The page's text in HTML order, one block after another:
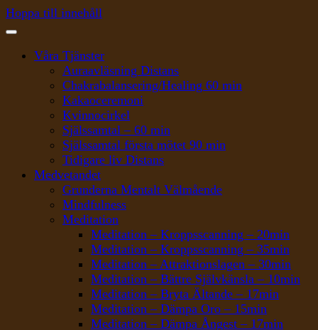
Hoppa till innehåll
Våra Tjänster
Auraavläsning Distans
Chakrabalansering/Healing 60 min
Kakaoceremoni
Kvinnocirkel
Själssamtal – 60 min
Själssamtal första mötet 90 min
Tidigare liv Distans
Medvetandet
Grunderna Mentalt Välmående
Mindfulness
Meditation
Meditation – Kroppsscanning – 20min
Meditation – Kroppsscanning – 35min
Meditation – Attraktionslagen – 30min
Meditation – Bättre Självkänsla – 10min
Meditation – Bryta Ältande – 17min
Meditation – Dämpa Oro – 15min
Meditation – Dämpa Ångest – 17min